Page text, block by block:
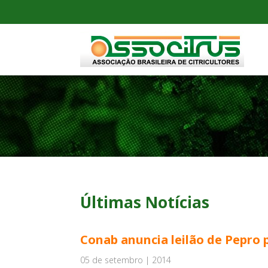
Últimas Notícias
Conab anuncia leilão de Pepro
05 de setembro | 2014